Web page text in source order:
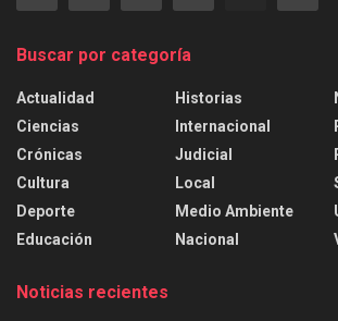
Buscar por categoría
Actualidad
Ciencias
Crónicas
Cultura
Deporte
Educación
Historias
Internacional
Judicial
Local
Medio Ambiente
Nacional
Noticias recientes